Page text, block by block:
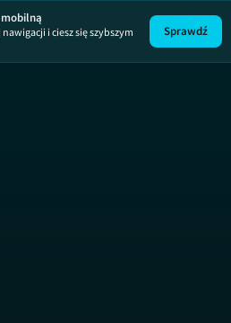
Top
i ciesz się szybszym
Sprawdź